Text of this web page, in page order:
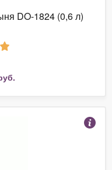
DO-1824 (0,6 л)